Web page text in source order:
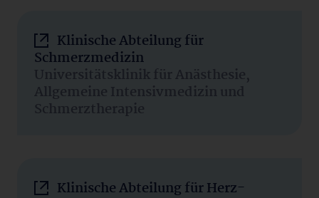
Klinische Abteilung für
Schmerzmedizin
Universitätsklinik für Anästhesie,
Allgemeine Intensivmedizin und
Schmerztherapie
Klinische Abteilung für Herz-